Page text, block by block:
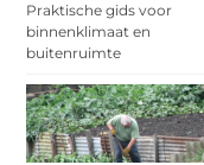
Praktische gids voor
binnenklimaat en
buitenruimte